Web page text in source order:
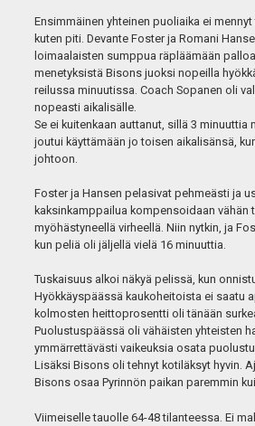
Ensimmäinen yhteinen puoliaika ei
kuten piti. Devante Foster ja Romani
loimaalaisten sumppua räpläämään
menetyksistä Bisons juoksi nopeilla
reilussa minuutissa. Coach Sopanen oli
nopeasti aikalisälle.
Se ei kuitenkaan auttanut, sillä 3 minuuttia
joutui käyttämään jo toisen aikalisänsä,
johtoon.
Foster ja Hansen pelasivat pehmeästi ja
kaksinkamppailua kompensoidaan vähän
myöhästyneellä virheellä. Niin nytkin, ja
kun peliä oli jäljellä vielä 16 minuuttia.
Tuskaisuus alkoi näkyä pelissä, kun
Hyökkäyspäässä kaukoheitoista ei saatu
kolmosten heittoprosentti oli tänään
Puolustuspäässä oli vähäisten yhteisten
ymmärrettävästi vaikeuksia osata
Lisäksi Bisons oli tehnyt kotiläksyt hyvin.
Bisons osaa Pyrinnön paikan paremmin
Viimeiselle tauolle 64-48 tilanteessa. Ei